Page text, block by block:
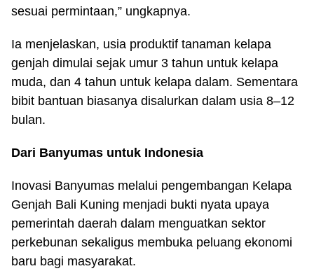
sesuai permintaan,” ungkapnya.
Ia menjelaskan, usia produktif tanaman kelapa
genjah dimulai sejak umur 3 tahun untuk kelapa
muda, dan 4 tahun untuk kelapa dalam. Sementara
bibit bantuan biasanya disalurkan dalam usia 8–12
bulan.
Dari Banyumas untuk Indonesia
Inovasi Banyumas melalui pengembangan Kelapa
Genjah Bali Kuning menjadi bukti nyata upaya
pemerintah daerah dalam menguatkan sektor
perkebunan sekaligus membuka peluang ekonomi
baru bagi masyarakat.